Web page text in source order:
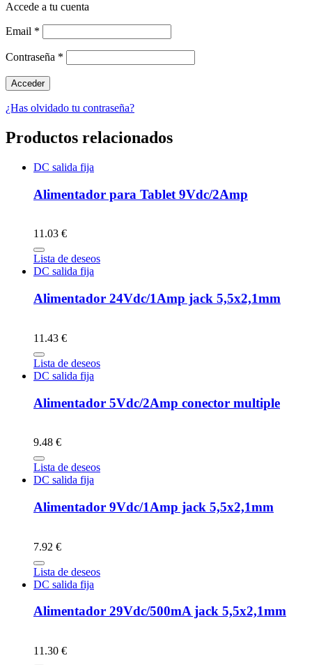
Accede a tu cuenta
Email *
Contraseña *
¿Has olvidado tu contraseña?
Productos relacionados
DC salida fija
Alimentador para Tablet 9Vdc/2Amp
11.03 €
Lista de deseos
DC salida fija
Alimentador 24Vdc/1Amp jack 5,5x2,1mm
11.43 €
Lista de deseos
DC salida fija
Alimentador 5Vdc/2Amp conector multiple
9.48 €
Lista de deseos
DC salida fija
Alimentador 9Vdc/1Amp jack 5,5x2,1mm
7.92 €
Lista de deseos
DC salida fija
Alimentador 29Vdc/500mA jack 5,5x2,1mm
11.30 €